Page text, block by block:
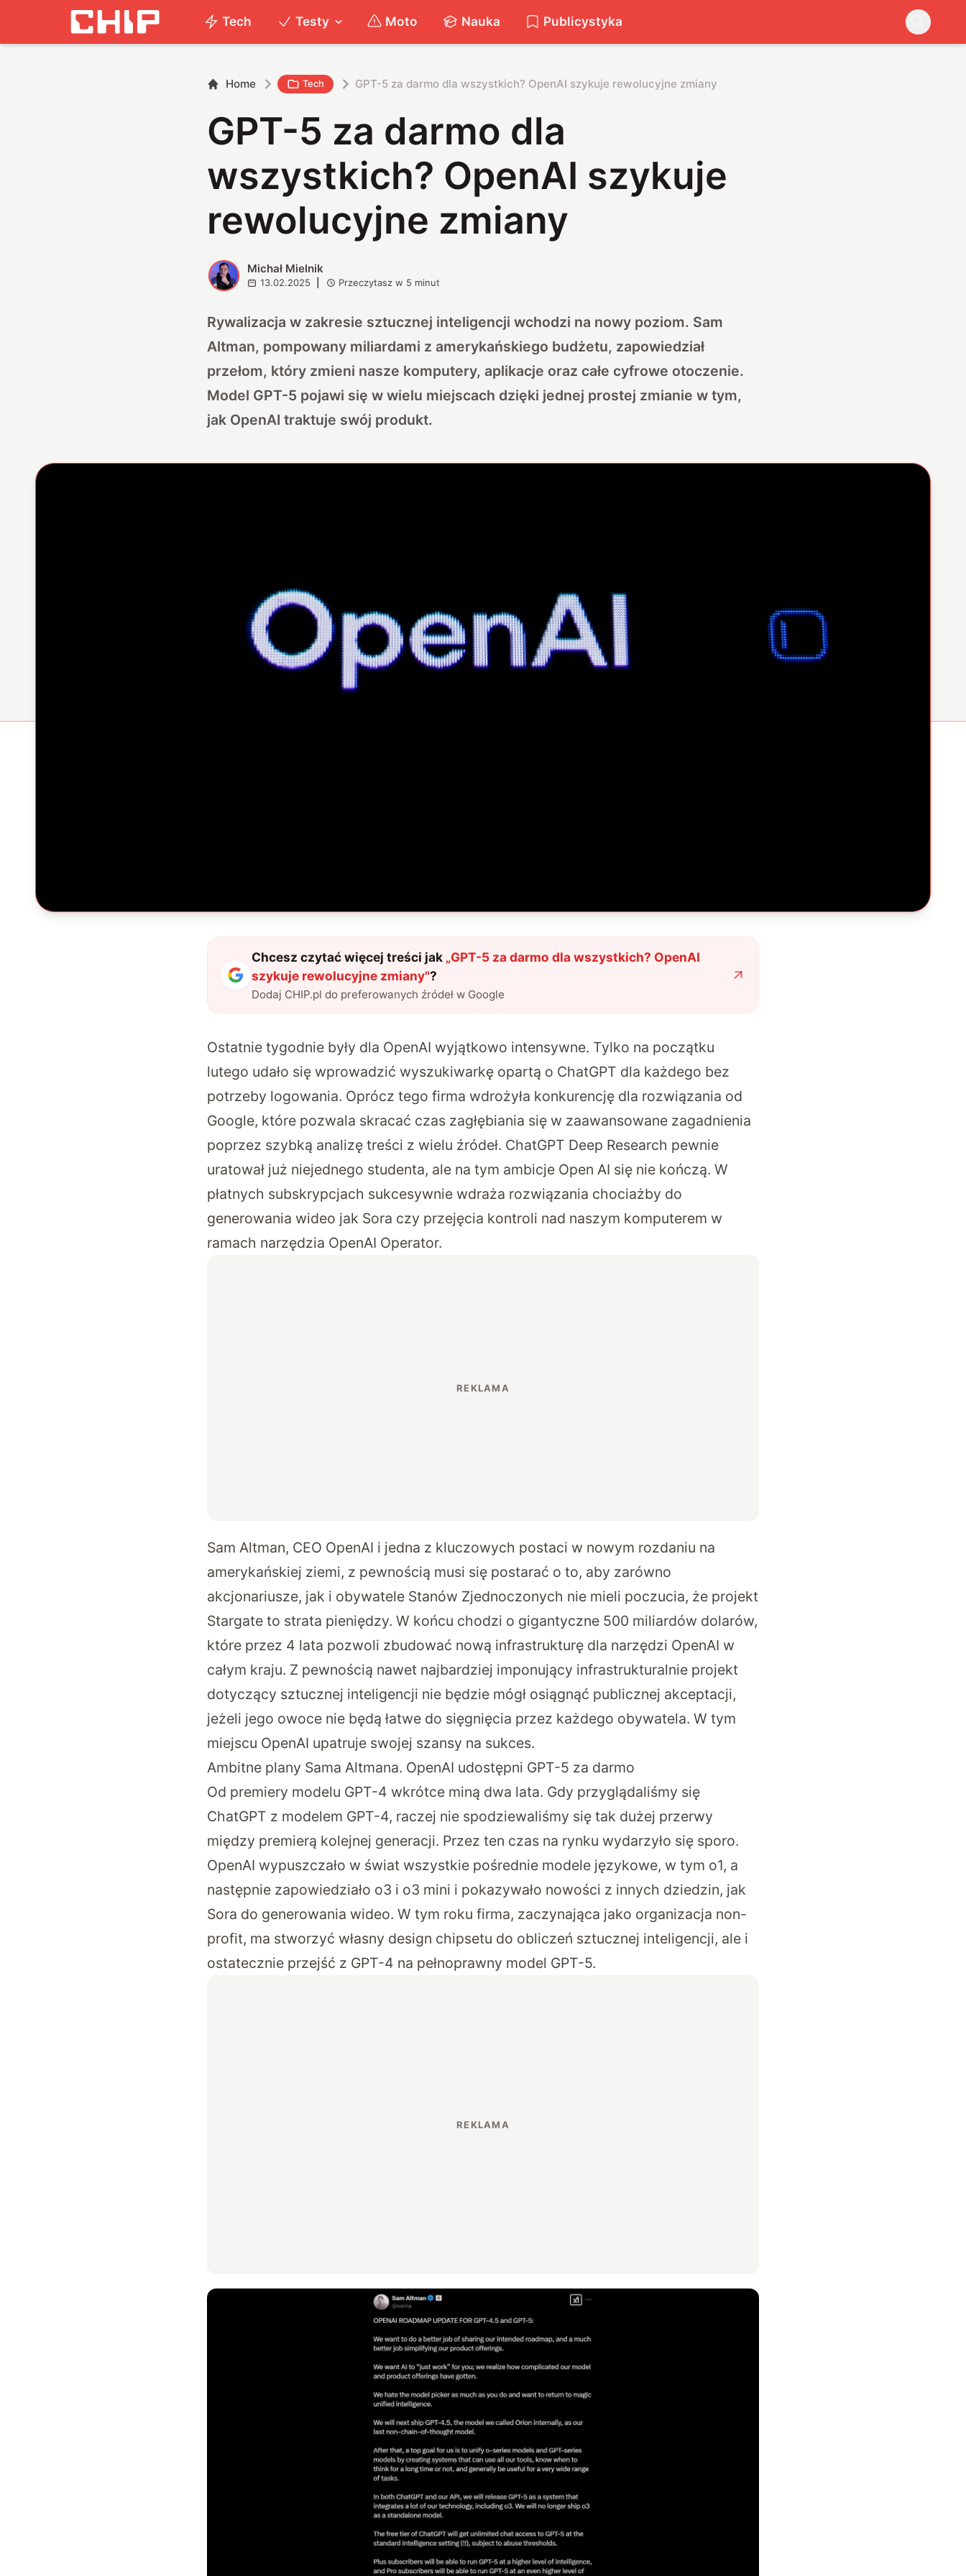
Tech Testy Moto Nauka Publicystyka
Home Tech GPT-5 za darmo dla wszystkich? OpenAI szykuje rewolucyjne zmiany
GPT-5 za darmo dla
wszystkich? OpenAI szykuje
rewolucyjne zmiany
M Michał Mielnik
13.02.2025 Przeczytasz w 5 minut
Rywalizacja w zakresie sztucznej inteligencji wchodzi na nowy poziom. Sam
Altman, pompowany miliardami z amerykańskiego budżetu, zapowiedział
przełom, który zmieni nasze komputery, aplikacje oraz całe cyfrowe otoczenie.
Model GPT-5 pojawi się w wielu miejscach dzięki jednej prostej zmianie w tym,
jak OpenAI traktuje swój produkt.
Chcesz czytać więcej treści jak „GPT-5 za darmo dla wszystkich? OpenAI
szykuje rewolucyjne zmiany"?
Dodaj CHIP.pl do preferowanych źródeł w Google
Ostatnie tygodnie były dla OpenAI wyjątkowo intensywne. Tylko na początku
lutego udało się wprowadzić wyszukiwarkę opartą o ChatGPT dla każdego bez
potrzeby logowania. Oprócz tego firma wdrożyła konkurencję dla rozwiązania od
Google, które pozwala skracać czas zagłębiania się w zaawansowane zagadnienia
poprzez szybką analizę treści z wielu źródeł. ChatGPT Deep Research pewnie
uratował już niejednego studenta, ale na tym ambicje Open AI się nie kończą. W
płatnych subskrypcjach sukcesywnie wdraża rozwiązania chociażby do
generowania wideo jak Sora czy przejęcia kontroli nad naszym komputerem w
ramach narzędzia OpenAI Operator.
Sam Altman, CEO OpenAI i jedna z kluczowych postaci w nowym rozdaniu na
amerykańskiej ziemi, z pewnością musi się postarać o to, aby zarówno
akcjonariusze, jak i obywatele Stanów Zjednoczonych nie mieli poczucia, że projekt
Stargate to strata pieniędzy. W końcu chodzi o gigantyczne 500 miliardów dolarów,
które przez 4 lata pozwoli zbudować nową infrastrukturę dla narzędzi OpenAI w
całym kraju. Z pewnością nawet najbardziej imponujący infrastrukturalnie projekt
dotyczący sztucznej inteligencji nie będzie mógł osiągnąć publicznej akceptacji,
jeżeli jego owoce nie będą łatwe do sięgnięcia przez każdego obywatela. W tym
miejscu OpenAI upatruje swojej szansy na sukces.
Ambitne plany Sama Altmana. OpenAI udostępni GPT-5 za darmo
Od premiery modelu GPT-4 wkrótce miną dwa lata. Gdy przyglądaliśmy się
ChatGPT z modelem GPT-4, raczej nie spodziewaliśmy się tak dużej przerwy
między premierą kolejnej generacji. Przez ten czas na rynku wydarzyło się sporo.
OpenAI wypuszczało w świat wszystkie pośrednie modele językowe, w tym o1, a
następnie zapowiedziało o3 i o3 mini i pokazywało nowości z innych dziedzin, jak
Sora do generowania wideo. W tym roku firma, zaczynająca jako organizacja non-
profit, ma stworzyć własny design chipsetu do obliczeń sztucznej inteligencji, ale i
ostatecznie przejść z GPT-4 na pełnoprawny model GPT-5.